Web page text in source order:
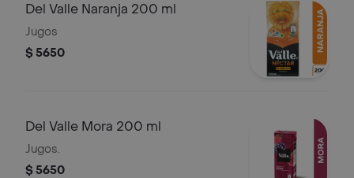
Del Valle Naranja 200 ml
Jugos
$ 5650
Del Valle Mora 200 ml
Jugos.
$ 5650